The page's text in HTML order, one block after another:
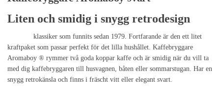
Liten och smidig i snygg retrodesign
klassiker som funnits sedan 1979. Fortfarande är den ett litet
kraftpaket som passar perfekt för det lilla hushållet. Kaffebryggare
Aromaboy ® rymmer två goda koppar kaffe och är smidig när du vill ta
med dig kaffebryggaren till husvagnen, båten eller sommarstugan. Har en
snygg retrokänsla och finns i fräscht vitt eller elegant svart.